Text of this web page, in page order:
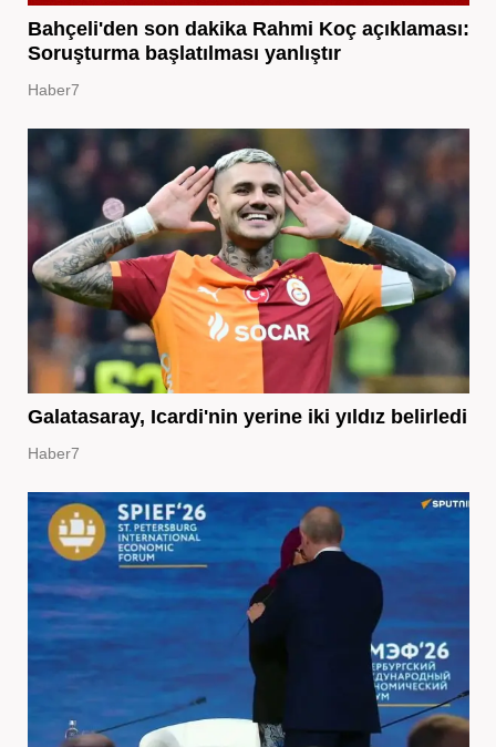
Bahçeli'den son dakika Rahmi Koç açıklaması:
Soruşturma başlatılması yanlıştır
Haber7
Galatasaray, Icardi'nin yerine iki yıldız belirledi
Haber7